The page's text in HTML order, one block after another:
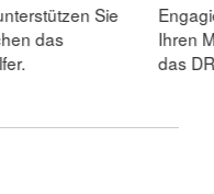
Sie
das
Ihren
das